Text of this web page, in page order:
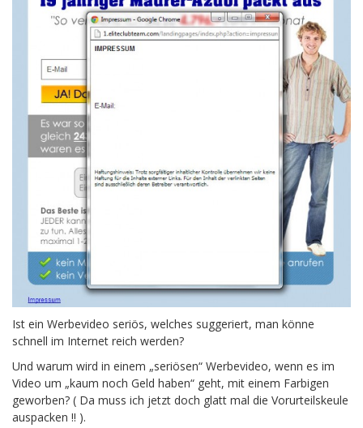
Ist ein Werbevideo seriös, welches suggeriert, man könne
schnell im Internet reich werden?
Und warum wird in einem „seriösen“ Werbevideo, wenn es im
Video um „kaum noch Geld haben“ geht, mit einem Farbigen
geworben? ( Da muss ich jetzt doch glatt mal die Vorurteilskeule
auspacken !! ).